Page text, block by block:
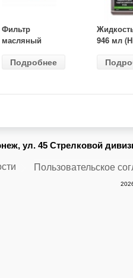
Фильтр
масляный
(MANN) W
Подробнее
946 мл
ул. 45 Стрелковой
Пользовательское